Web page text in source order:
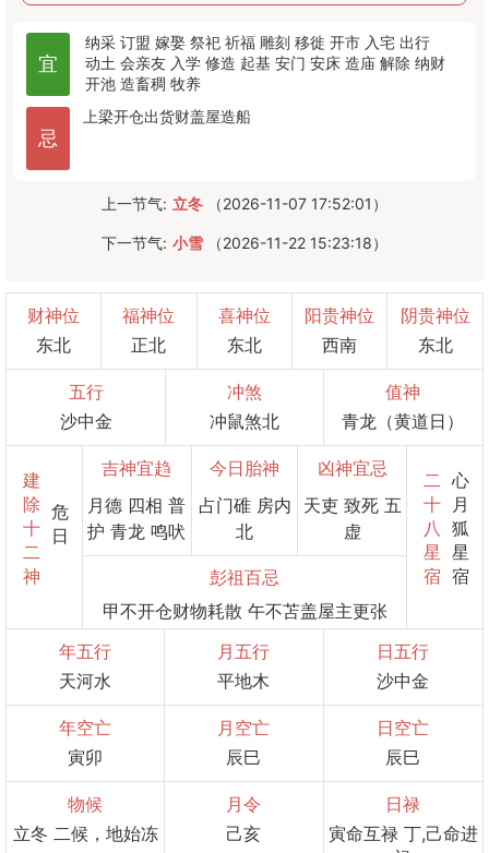
宜
纳采 订盟 嫁娶 祭祀 祈福 雕刻 移徙 开市 入宅 出行
动土 会亲友 入学 修造 起基 安门 安床 造庙 解除 纳财
开池 造畜稠 牧养
忌
上梁开仓出货财盖屋造船
上一节气: 立冬 （2026-11-07 17:52:01）
下一节气: 小雪 （2026-11-22 15:23:18）
财神位
东北
福神位
正北
喜神位
东北
阳贵神位
西南
阴贵神位
东北
五行
沙中金
冲煞
冲鼠煞北
值神
青龙（黄道日）
建
除
十
二
神
危
日
吉神宜趋
月德 四相 普
护 青龙 鸣吠
今日胎神
占门碓 房内
北
凶神宜忌
天吏 致死 五
虚
彭祖百忌
甲不开仓财物耗散 午不苫盖屋主更张
二
十
八
星
宿
心
月
狐
星
宿
年五行
天河水
月五行
平地木
日五行
沙中金
年空亡
寅卯
月空亡
辰巳
日空亡
辰巳
物候
立冬 二候，地始冻
月令
己亥
日禄
寅命互禄 丁,己命进